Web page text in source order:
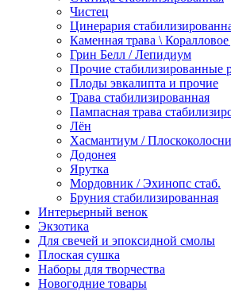
Чистец
Цинерария
Каменная трава \ Коралловое
Грин Белл / Лепидиум
Прочие стабилизированные
Плоды эвкалипта и прочие
Трава стабилизированная
Пампасная трава
Лён
Хасмантиум /
Додонея
Ярутка
Мордовник / Эхинопс стаб.
Бруния стабилизированная
Интерьерный венок
Экзотика
Для свечей и эпоксидной смолы
Плоская сушка
Наборы для творчества
Новогодние товары